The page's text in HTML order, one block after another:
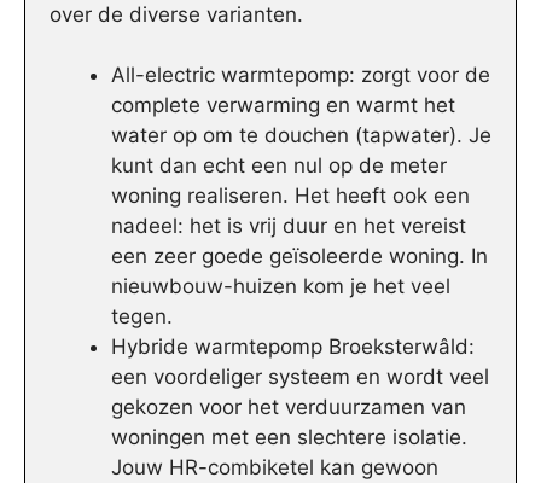
over de diverse varianten.
All-electric warmtepomp: zorgt voor de
complete verwarming en warmt het
water op om te douchen (tapwater). Je
kunt dan echt een nul op de meter
woning realiseren. Het heeft ook een
nadeel: het is vrij duur en het vereist
een zeer goede geïsoleerde woning. In
nieuwbouw-huizen kom je het veel
tegen.
Hybride warmtepomp Broeksterwâld:
een voordeliger systeem en wordt veel
gekozen voor het verduurzamen van
woningen met een slechtere isolatie.
Jouw HR-combiketel kan gewoon